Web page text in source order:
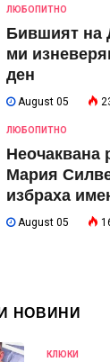
ЛЮБОПИТНО
Бившият на
ми
ден
August 05
ЛЮБОПИТНО
Неочаквана
Мария
избраха
August 05
НОВИНИ
КЛЮКИ